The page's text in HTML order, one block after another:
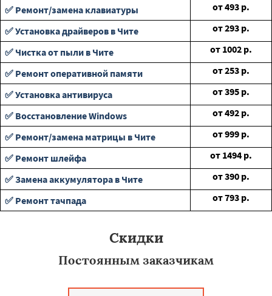
✅ Ремонт/замена клавиатуры от493 р.
✅ Установка драйверов в Чите
от293 р.
✅ Чистка от пыли в Чите
от 1002 р.
✅ Ремонт оперативной памяти
от253 р.
✅ Установка антивируса
от395 р.
✅ Восстановление Windows
от492 р.
✅ Ремонт/замена матрицы в Чите
от999 р.
✅ Ремонт шлейфа
от 1494 р.
✅ Замена аккумулятора в Чите
от390 р.
✅ Ремонт тачпада
от793 р.
Скидки
Постоянным заказчикам